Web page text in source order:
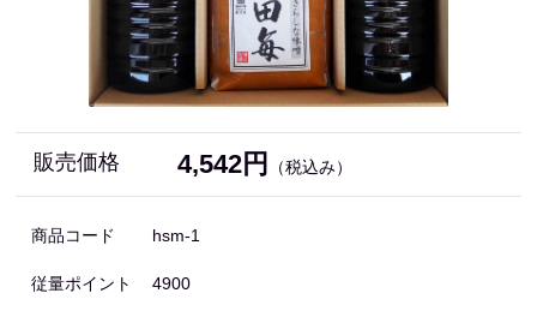
販売価格 4,542円 （税込み）
商品コード hsm-1
従量ポイント 4900